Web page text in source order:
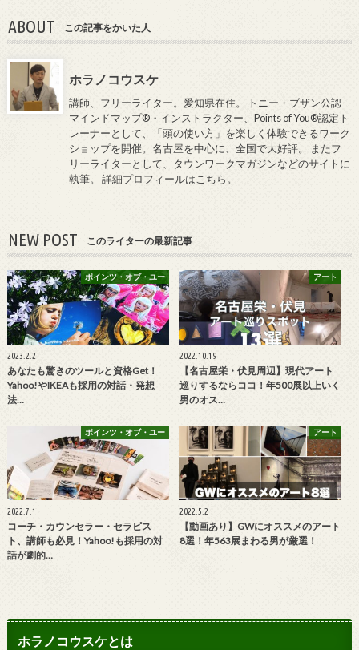
ABOUT この記事をかいた人
ホラノコウスケ
講師、フリーライター。愛知県在住。 トニー・ブザン公認
マインドマップ®・インストラクター、Points of You®認定ト
レーナーとして、「頭の使い方」を楽しく体験できるワーク
ショップを開催。名古屋を中心に、全国で大好評。 またフ
リーライターとして、タウンワークマガジンなどのサイトに
執筆。詳細プロフィールはこちら 。
NEW POST このライターの最新記事
ポインツ・オブ・ユー
2023.2.2
あなたも驚きのツールと資格Get！
Yahoo!やIKEAも採用の対話・発想
法…
アート
2022.10.19
【名古屋栄・伏見周辺】現代アート
巡りするならココ！年500展以上いく
男のオス…
ポインツ・オブ・ユー
2022.7.1
コーチ・カウンセラー・セラピス
ト、講師も必見！Yahoo!も採用の対
話が劇的…
アート
2022.5.2
【動画あり】GWにオススメのアート
8選！年563展まわる男が厳選！
ホラノコウスケとは